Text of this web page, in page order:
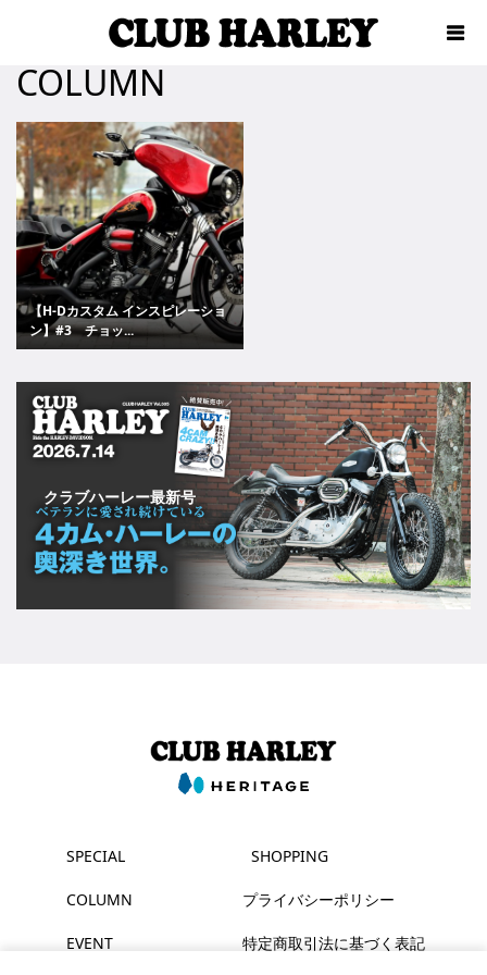
COLUMN
【H-Dカスタム インスピレーショ
ン】#3 チョッ...
クラブハーレー最新号
SPECIAL
COLUMN
EVENT
SHOPPING
プライバシーポリシー
特定商取引法に基づく表記